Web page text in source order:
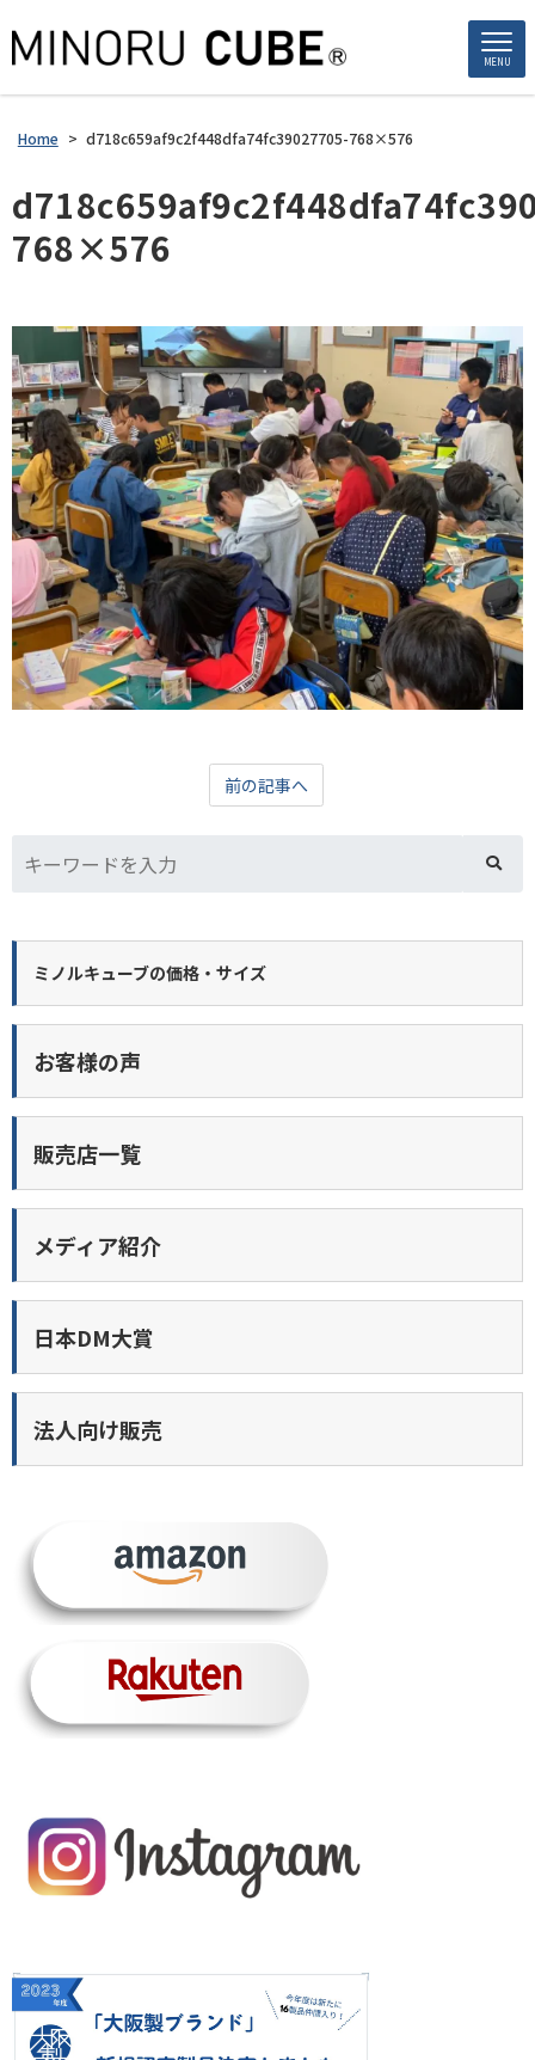
MENU
Home > d718c659af9c2f448dfa74fc39027705-768×576
768×576
前の記事へ
ミノルキューブの価格・サイズ
お客様の声
販売店一覧
メディア紹介
日本DM大賞
法人向け販売